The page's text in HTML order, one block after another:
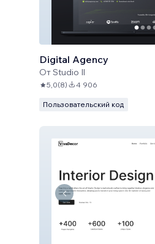
Digital Agency
ОтStudio Il
5,0(8) 4 906
Пользовательский код